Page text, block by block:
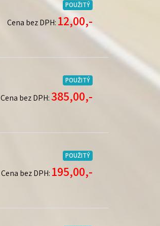
POUŽITÝ
Cena bez DPH: 12,00,-
POUŽITÝ
Cena bez DPH: 385,00,-
POUŽITÝ
Cena bez DPH: 195,00,-